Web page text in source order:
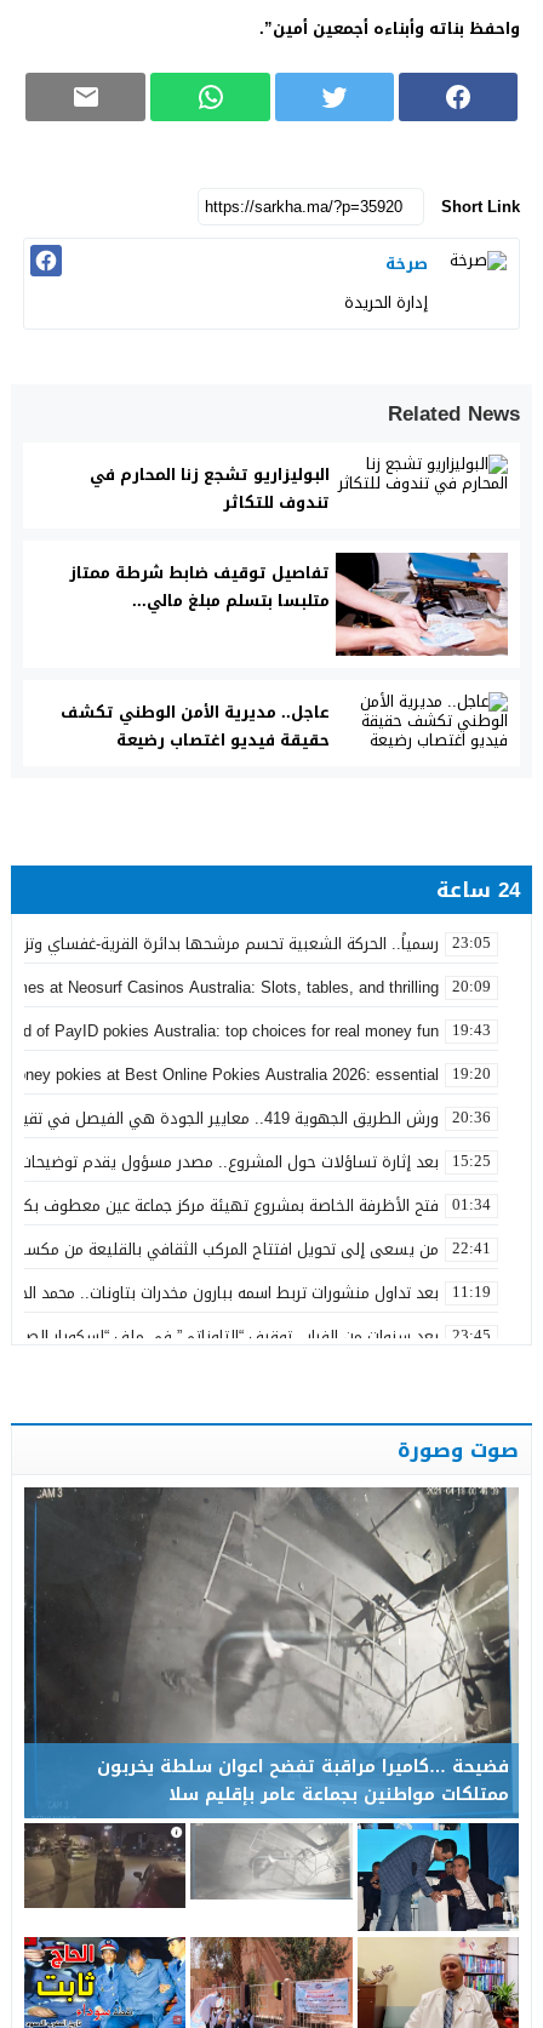
واحفظ بناته وأبناءه أجمعين أمين”.
Short Link
صرخة
إدارة الحريدة
Related News
البوليزاريو تشجع زنا المحارم في
تندوف للتكاثر
تفاصيل توقيف ضابط شرطة ممتاز
متلبسا بتسلم مبلغ مالي...
عاجل.. مديرية الأمن الوطني تكشف
حقيقة فيديو اغتصاب رضيعة
24 ساعة
23:05 رسمياً.. الحركة الشعبية تحسم مرشحها بدائرة القرية-غفساي
20:09
at Neosurf Casinos Australia: Slots, tables, and thrilling
19:43
of PayID pokies Australia: top choices for real money fun
19:20
pokies at Best Online Pokies Australia 2026: essential
20:36 ورش الطريق الجهوية 419.. معايير الجودة هي الفيصل في تقييم مشاريع البنية التحتية
15:25 بعد إثارة تساؤلات حول المشروع.. مصدر مسؤول يقدم توضيحات
01:34 فتح الأظرفة الخاصة بمشروع تهيئة مركز جماعة عين معطوف بكلفة تناهز 22.86
22:41 من يسعى إلى تحويل افتتاح المركب الثقافي بالقليعة من مكسب
11:19 بعد تداول منشورات تربط اسمه ببارون مخدرات بتاونات.. محمد
23:45 بعد سنوات من الفرار.. توقيف “التاوناتي” في ملف “إسكوبار
22:35 وعكة صحية تُغيب رئيس المجلس الإقليمي لتاونات عن احتفالات
19:28 عامل إقليم تاونات يشرف على إعطاء انطلاقة مشاريع تنموية
01:29 من رحاب المقاومة.. رسالة الدولة إلى مغاربة العالم
17:05 مرنيسة خارج أولويات التنمية الطرقية بجهة فاس – مكناس… إلى
صوت وصورة
فضيحة …كاميرا مراقبة تفضح اعوان سلطة يخربون
ممتلكات مواطنين بجماعة عامر بإقليم سلا